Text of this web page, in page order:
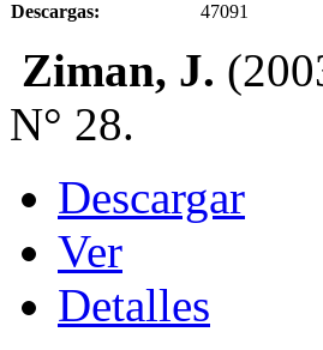
Descargas:
47091
Ziman, J.
N° 28.
Descargar
Ver
Detalles